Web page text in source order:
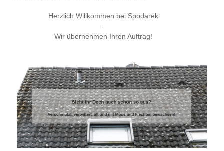
Herzlich Willkommen bei Spodarek
-
Wir übernehmen Ihren Auftrag!